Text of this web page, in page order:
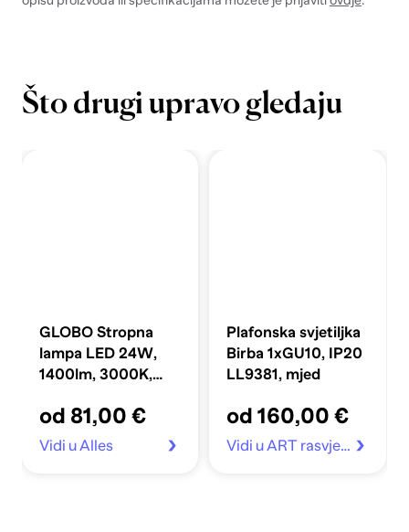
Što drugi upravo gledaju
GLOBO Stropna
lampa LED 24W,
1400lm, 3000K,
bijela
od 81,00 €
Vidi u Alles
Plafonska svjetiljka
Birba 1xGU10, IP20
LL9381, mjed
od 160,00 €
Vidi u ART rasvjeta